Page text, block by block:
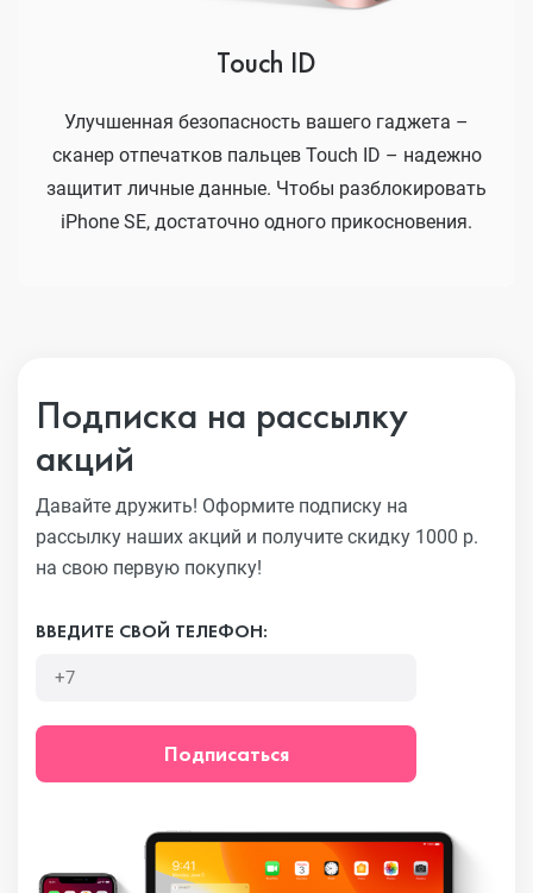
Touch ID
Улучшенная безопасность вашего гаджета –
сканер отпечатков пальцев Touch ID – надежно
защитит личные данные. Чтобы разблокировать
iPhone SE, достаточно одного прикосновения.
Подписка на рассылку
акций
Давайте дружить! Оформите подписку на
рассылку наших акций и получите скидку 1000 р.
на свою первую покупку!
ВВЕДИТЕ СВОЙ ТЕЛЕФОН:
Подписаться